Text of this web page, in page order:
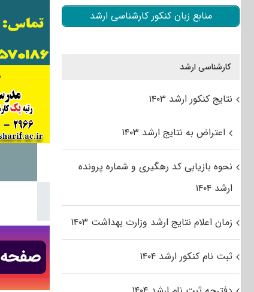
منابع زبان کنکور کارشناسی ارشد
کارشناسی ارشد
نتایج کنکور ارشد ۱۴۰۳
اعتراض به نتایج ارشد ۱۴۰۳
نحوه بازیابی کد رهگیری و شماره پرونده
ارشد ۱۴۰۴
زمان اعلام نتایج ارشد وزارت بهداشت ۱۴۰۳
ثبت نام کنکور ارشد ۱۴۰۴